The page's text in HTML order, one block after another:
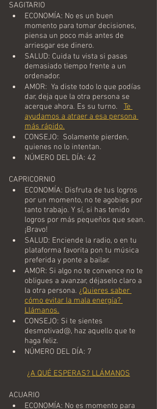
SAGITARIO
ECONOMÍA: No es un buen
momento para tomar decisiones,
piensa un poco más antes de
arriesgar ese dinero.
SALUD: Cuida tu vista si pasas
demasiado tiempo frente a un
ordenador.
AMOR:  Ya diste todo lo que podías
dar, deja que la otra persona se
acerque ahora. Es su turno. Te
ayudamos a atraer a esa persona
más rápido.
CONSEJO:  Solamente pierden,
quienes no lo intentan.
NÚMERO DEL DÍA: 42
CAPRICORNIO
ECONOMÍA: Disfruta de tus logros
por un momento, no te agobies por
tanto trabajo. Y sí, si has tenido
logros por más pequeños que sean.
¡Bravo!
SALUD: Enciende la radio, o en tu
plataforma favorita pon tu música
preferida y ponte a bailar.
AMOR: Si algo no te convence no te
obligues a avanzar, déjaselo claro a
la otra persona. ¿Quieres saber
cómo evitar la mala energía?
Llámanos.
CONSEJO: Si te sientes
desmotivad@, haz aquello que te
haga feliz.
NÚMERO DEL DÍA: 7
¿A QUÉ ESPERAS? LLÁMANOS
ACUARIO
ECONOMÍA: No es momento para